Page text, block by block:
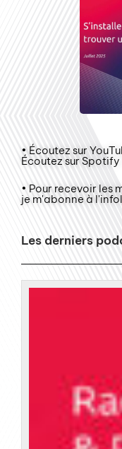
• Écoutez sur
Écoutez sur
• Pour recevoir les
je m'abonne à
Les derniers